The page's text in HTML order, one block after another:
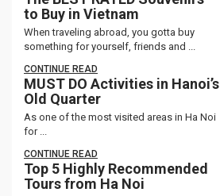
to Buy in Vietnam
When traveling abroad, you gotta buy
something for yourself, friends and ...
CONTINUE READ
MUST DO Activities in Hanoi’s
Old Quarter
As one of the most visited areas in Ha Noi
for ...
CONTINUE READ
Top 5 Highly Recommended
Tours from Ha Noi